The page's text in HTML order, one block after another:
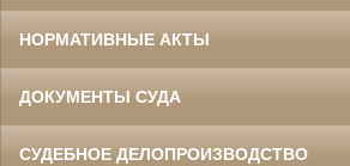
НОРМАТИВНЫЕ АКТЫ
ДОКУМЕНТЫ СУДА
СУДЕБНОЕ ДЕЛОПРОИЗВОДСТВО